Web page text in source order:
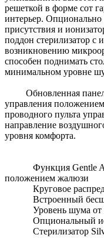
решеткой в форме сот
интерьер.
присутствия и
поддон стерилизатор с
возникновению
способен поднимать
минимальном уровне
Обновленная панель
управления
проводного пульта
направление
уровня комфорта.
Функция Gentle AIR
положением жалюзи
Круговое
Встроенный
Уровень шума от
Опциональный
Стерилизатор